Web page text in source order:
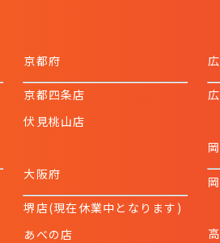
京都府
京都四条店
伏見桃山店
大阪府
堺店(現在休業中となります)
あべの店